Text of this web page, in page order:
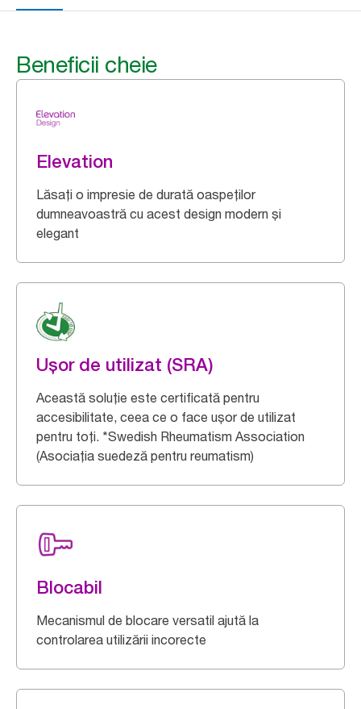
Beneficii cheie
Elevation
Lăsați o impresie de durată oaspeților
dumneavoastră cu acest design modern și
elegant
Ușor de utilizat (SRA)
Această soluție este certificată pentru
accesibilitate, ceea ce o face ușor de utilizat
pentru toți. *Swedish Rheumatism Association
(Asociația suedeză pentru reumatism)
Blocabil
Mecanismul de blocare versatil ajută la
controlarea utilizării incorecte